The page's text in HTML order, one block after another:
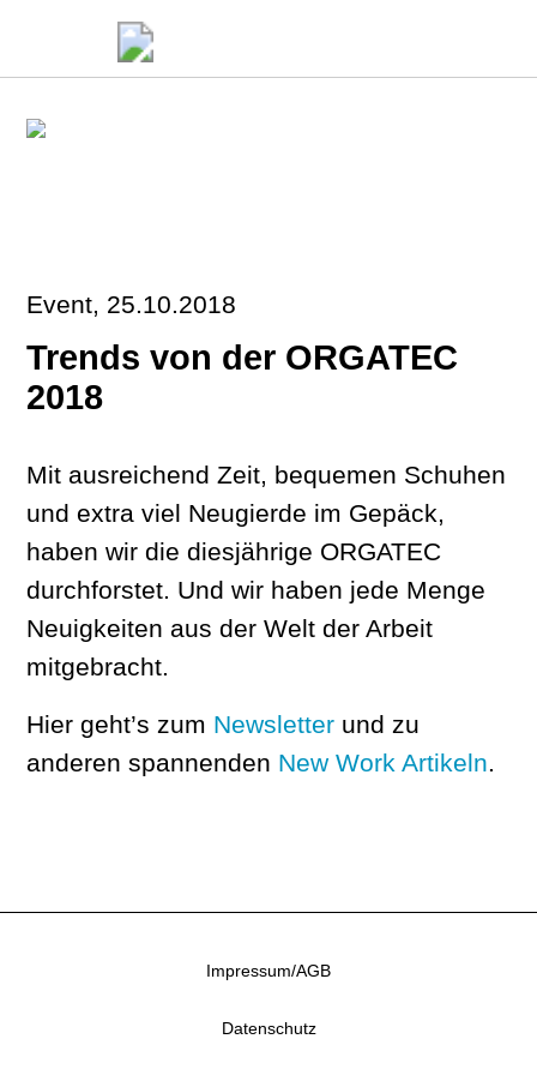
Event, 25.10.2018
Trends von der ORGATEC
2018
Mit ausreichend Zeit, bequemen Schuhen
und extra viel Neugierde im Gepäck,
haben wir die diesjährige ORGATEC
durchforstet. Und wir haben jede Menge
Neuigkeiten aus der Welt der Arbeit
mitgebracht.
Hier geht’s zum Newsletter und zu
anderen spannenden New Work Artikeln.
Impressum/AGB
Datenschutz